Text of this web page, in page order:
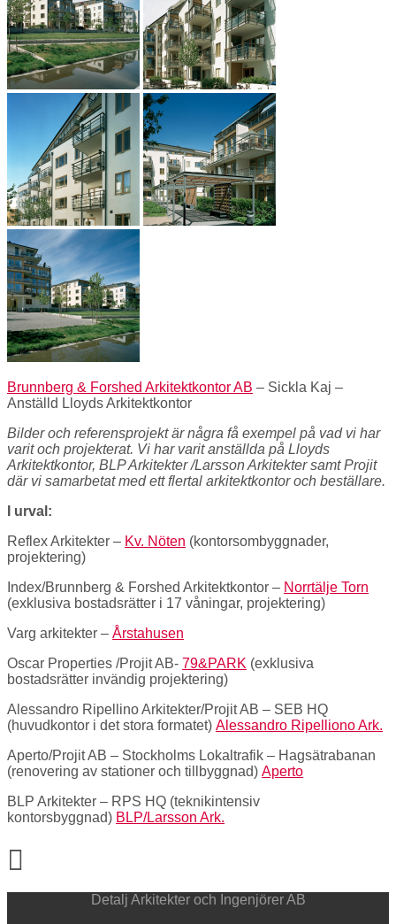
Brunnberg & Forshed Arkitektkontor AB – Sickla Kaj –
Anställd Lloyds Arkitektkontor
Bilder och referensprojekt är några få exempel på vad vi har
varit och projekterat. Vi har varit anställda på Lloyds
Arkitektkontor, BLP Arkitekter /Larsson Arkitekter samt Projit
där vi samarbetat med ett flertal arkitektkontor och beställare.
I urval:
Reflex Arkitekter – Kv. Nöten (kontorsombyggnader,
projektering)
Index/Brunnberg & Forshed Arkitektkontor – Norrtälje Torn
(exklusiva bostadsrätter i 17 våningar, projektering)
Varg arkitekter – Årstahusen
Oscar Properties /Projit AB- 79&PARK (exklusiva
bostadsrätter invändig projektering)
Alessandro Ripellino Arkitekter/Projit AB – SEB HQ
(huvudkontor i det stora formatet) Alessandro Ripelliono Ark.
Aperto/Projit AB – Stockholms Lokaltrafik – Hagsätrabanan
(renovering av stationer och tillbyggnad) Aperto
BLP Arkitekter – RPS HQ (teknikintensiv
kontorsbyggnad) BLP/Larsson Ark.
Detalj Arkitekter och Ingenjörer AB